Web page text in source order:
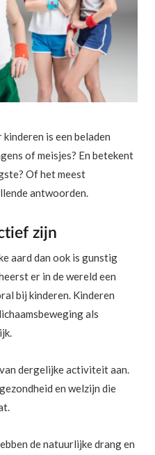
is een beladen
of meisjes? En betekent
Of het meest
antwoorden.
zijn
aard dan ook is gunstig
er in de wereld een
bij kinderen. Kinderen
als
dergelijke activiteit aan.
en welzijn die
de natuurlijke drang en